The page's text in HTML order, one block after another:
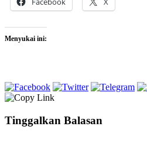
Menyukai ini:
Tinggalkan Balasan